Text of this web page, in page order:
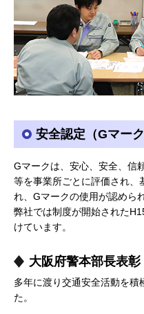
安全認定（Gマーク
Gマークは、安心、安全、信
等を事業所ごとに評価され、
れ、Gマークの使用が認めら
弊社では制度が開始された
けています。
大阪府警本部長表彰
多年に渡り交通安全活動を
た。